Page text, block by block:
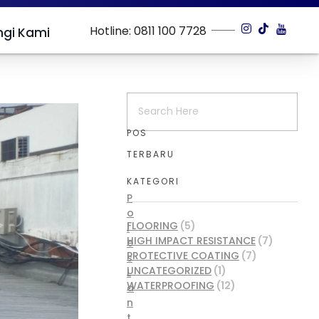
Kami Hotline: 0811 100 7728
KATEGORI
FLOORING (5)
HIGH IMPACT RESISTANCE (7)
PROTECTIVE COATING (7)
UNCATEGORIZED (1)
WATERPROOFING (12)
POS
TERBARU
P
o
l
e
s
L
a
n